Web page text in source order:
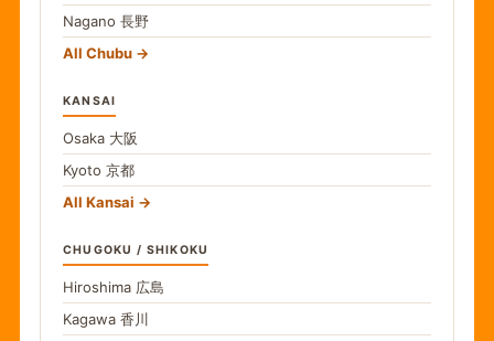
Nagano 長野
All Chubu
KANSAI
Osaka 大阪
Kyoto 京都
All Kansai
CHUGOKU / SHIKOKU
Hiroshima 広島
Kagawa 香川